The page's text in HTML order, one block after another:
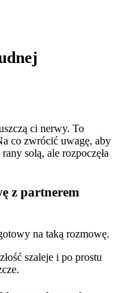
ci nerwy. To
co zwrócić uwagę, aby
solą, ale rozpoczęła
z partnerem
na taką rozmowę.
szaleje i po prostu